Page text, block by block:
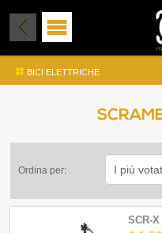
BICI ELETTRICHE
Ordina per: I più
SCR-X